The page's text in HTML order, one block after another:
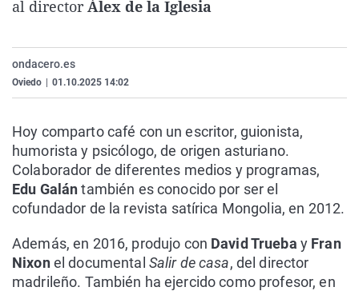
Operación Viuda
Navarra
País Vasco
al directorÁlex de la Iglesia
ondacero.es
Oviedo 01.10.2025 14:02
Hoy comparto café con un escritor, guionista,
humorista y psicólogo, de origen asturiano.
Colaborador de diferentes medios y programas,
Edu Galántambién es conocido por ser el
cofundador de la revista satírica Mongolia, en 2012.
Además, en 2016, produjo con David Trueba y Fran
Nixonel documental Salir de casa, del director
madrileño. También ha ejercido como profesor, en